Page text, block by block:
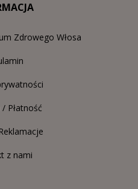
Zdrowego Włosa
Płatność
z nami